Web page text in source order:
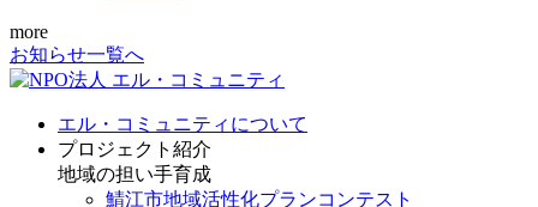
more
お知らせ一覧へ
エル・コミュニティについて
プロジェクト紹介
地域の担い手育成
鯖江市地域活性化プランコンテスト